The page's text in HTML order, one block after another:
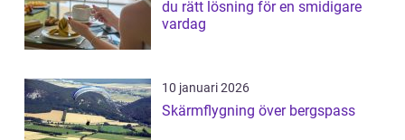
du rätt lösning för en smidigare
vardag
10 januari 2026
Skärmflygning över bergspass